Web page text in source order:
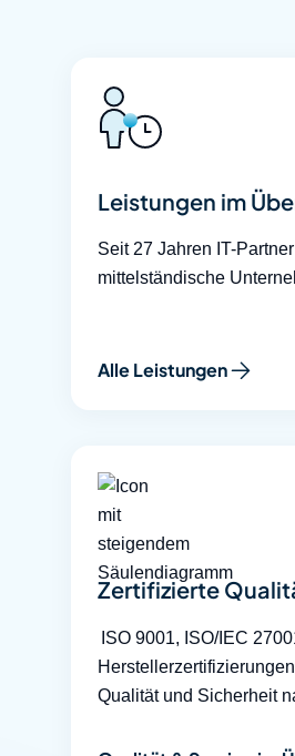
Leistungen im
Seit 27 Jahren IT-
mittelständische
Alle Leistungen
Zertifizierte
ISO 9001, ISO/IEC
Qualität und Sicherheit